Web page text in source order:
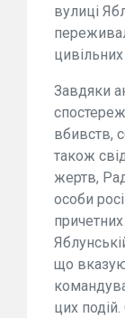
вулиці
цивільних
Завдяки
вбивств,
також
жертв,
особи
що
цих